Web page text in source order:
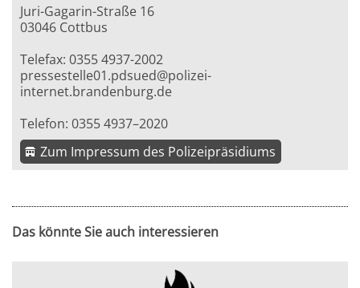
Juri-Gagarin-Straße 16
03046 Cottbus
Telefax: 0355 4937-2002
pressestelle01.pdsued@polizei-
internet.brandenburg.de
Telefon: 0355 4937–2020
Zum Impressum des Polizeipräsidiums
Das könnte Sie auch interessieren